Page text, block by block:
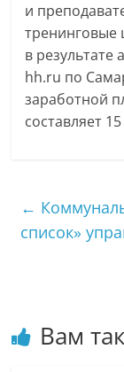
и
тренинговые
в результате
hh.ru по
заработной
составляет
←
список»
Вам